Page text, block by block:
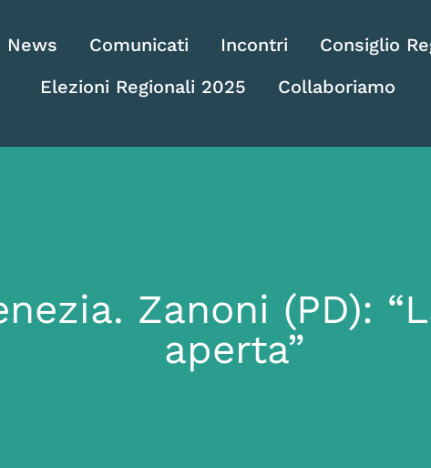
News Comunicati Incontri
Consiglio
Elezioni Regionali 2025
Collaboriamo
Zanoni (PD):
aperta”